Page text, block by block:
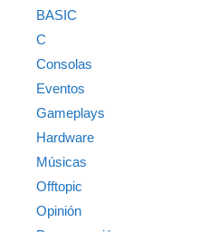
BASIC
C
Consolas
Eventos
Gameplays
Hardware
Músicas
Offtopic
Opinión